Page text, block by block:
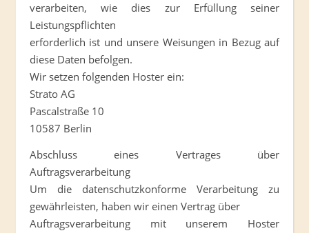
verarbeiten, wie dies zur Erfüllung seiner
Leistungspflichten
erforderlich ist und unsere Weisungen in Bezug auf
diese Daten befolgen.
Wir setzen folgenden Hoster ein:
Strato AG
Pascalstraße 10
10587 Berlin
Abschluss eines Vertrages über
Auftragsverarbeitung
Um die datenschutzkonforme Verarbeitung zu
gewährleisten, haben wir einen Vertrag über
Auftragsverarbeitung mit unserem Hoster